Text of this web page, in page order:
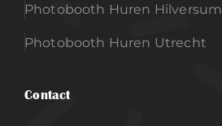
Photobooth Huren Hilversum
Photobooth Huren Utrecht
Contact